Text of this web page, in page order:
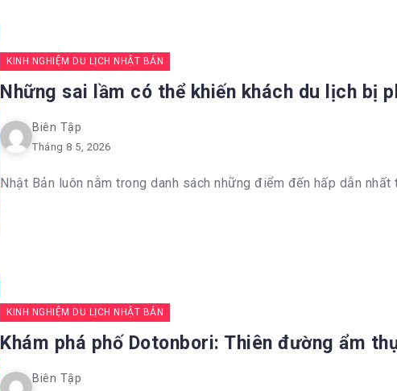
KINH NGHIỆM DU LỊCH NHẬT BẢN
Những sai lầm có thể khiến khách du lịch bị
Biên Tập
Tháng 8 5, 2026
Nhật Bản luôn nằm trong danh sách những điểm đến hấp dẫn nhất
KINH NGHIỆM DU LỊCH NHẬT BẢN
Khám phá phố Dotonbori: Thiên đường ẩm
Biên Tập